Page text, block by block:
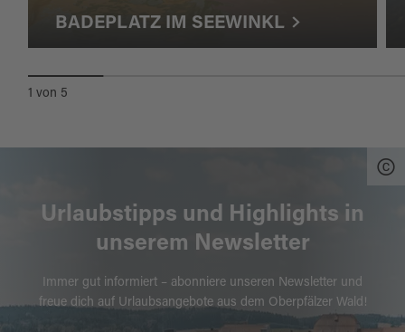
BADEPLATZ IM SEEWINKL
1 von 5
Urlaubstipps und Highlights in
unserem Newsletter
Immer gut informiert – abonniere unseren Newsletter und
freue dich auf Urlaubsangebote aus dem Oberpfälzer Wald!